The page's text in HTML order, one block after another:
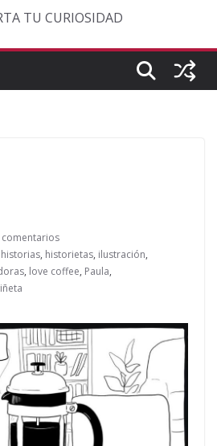
TU CURIOSIDAD
comentarios
historias, historietas, ilustración,
, love coffee, Paula,